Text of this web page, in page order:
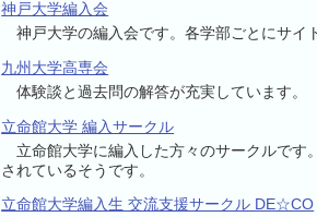
神戸大学編入会
神戸大学の編入会です。各学部ごとにサイ
九州大学高専会
体験談と過去問の解答が充実しています。
立命館大学 編入サークル
立命館大学に編入した方々のサークルです
されているそうです。
立命館大学編入生 交流支援サークル DE☆CO